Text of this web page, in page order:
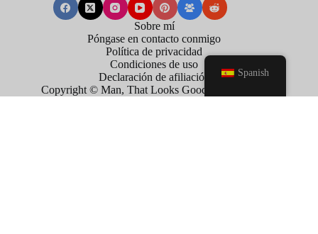
Sobre mí
Póngase en contacto conmigo
Política de privacidad
Condiciones de uso
Declaración de afiliación
Copyright © Man, That Looks Good . 2026
Spanish